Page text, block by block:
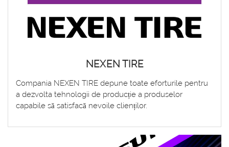
NEXEN TIRE
Compania NEXEN TIRE depune toate eforturile pentru
a dezvolta tehnologii de producție a produselor
capabile să satisfacă nevoile clienților.